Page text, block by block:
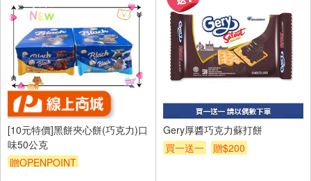
[10元特價]黑餅夾心餅(巧克力)口
味50公克
贈OPENPOINT
Gery厚醬巧克力蘇打餅
買一送一
贈$200